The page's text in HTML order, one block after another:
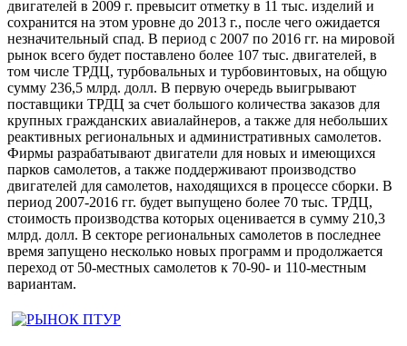
двигателей в 2009 г. превысит отметку в 11 тыс. изделий и
сохранится на этом уровне до 2013 г., после чего ожидается
незначительный спад. В период с 2007 по 2016 гг. на мировой
рынок всего будет поставлено более 107 тыс. двигателей, в
том числе ТРДЦ, турбовальных и турбовинтовых, на общую
сумму 236,5 млрд. долл. В первую очередь выигрывают
поставщики ТРДЦ за счет большого количества заказов для
крупных гражданских авиалайнеров, а также для небольших
реактивных региональных и административных самолетов.
Фирмы разрабатывают двигатели для новых и имеющихся
парков самолетов, а также поддерживают производство
двигателей для самолетов, находящихся в процессе сборки. В
период 2007-2016 гг. будет выпущено более 70 тыс. ТРДЦ,
стоимость производства которых оценивается в сумму 210,3
млрд. долл. В секторе региональных самолетов в последнее
время запущено несколько новых программ и продолжается
переход от 50-местных самолетов к 70-90- и 110-местным
вариантам.